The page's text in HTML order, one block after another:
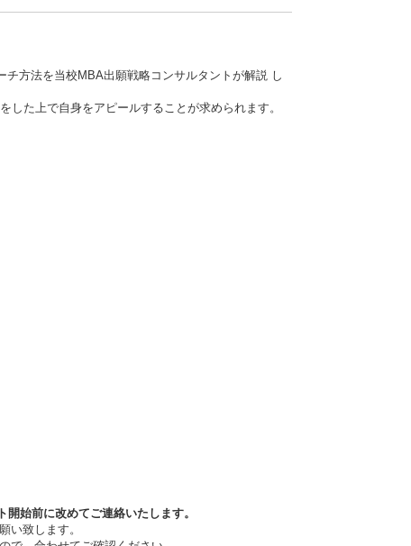
方法を当校MBA出願戦略コンサルタントが解説 し
た上で自身をアピールすることが求められます。
開始前に改めてご連絡いたします。
い致します。